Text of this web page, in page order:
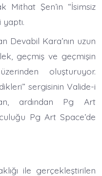
Mithat Şen’in “İsimsiz
Devabil Kara’nın uzun
geçmiş ve geçmişin
oluşturuyor.
sergisinin Valide-i
ardından Pg Art
Pg Art Space’de
ile gerçekleştirilen